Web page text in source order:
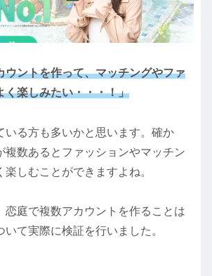
ウントを作って、マッチングやファ
く楽しみたい・・・！」
いる方も多いかと思います。確か
複数あるとファッションやマッチン
楽しむことができますよね。
恋庭で複数アカウントを作ることは
いて実際に検証を行いました。